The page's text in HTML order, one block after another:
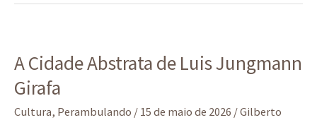
A Cidade Abstrata de Luis Jungmann
Girafa
Cultura, Perambulando / 15 de maio de 2026 /Gilberto
Cidade
Abstrata
de